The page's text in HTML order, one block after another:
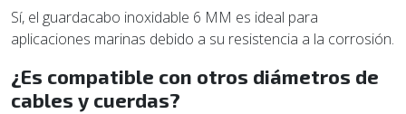
Sí, el guardacabo inoxidable 6 MM es ideal para
aplicaciones marinas debido a su resistencia a la corrosión.
¿Es compatible con otros diámetros de
cables y cuerdas?